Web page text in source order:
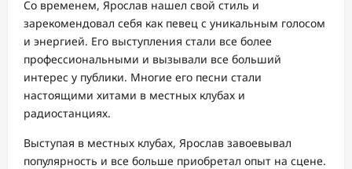
Со временем, Ярослав нашел свой стиль и
зарекомендовал себя как певец с уникальным голосом
и энергией. Его выступления стали все более
профессиональными и вызывали все больший
интерес у публики. Многие его песни стали
настоящими хитами в местных клубах и
радиостанциях.
Выступая в местных клубах, Ярослав завоевывал
популярность и все больше приобретал опыт на сцене.